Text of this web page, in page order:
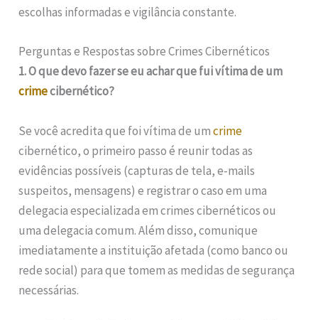
escolhas informadas e vigilância constante.
Perguntas e Respostas sobre Crimes Cibernéticos
1. O que devo fazer se eu achar que fui vítima de um
crimecibernético?
Se você acredita que foi vítima de umcrime
cibernético, o primeiro passo é reunir todas as
evidências possíveis (capturas de tela, e-mails
suspeitos, mensagens) e registrar o caso em uma
delegacia especializada em crimes cibernéticos ou
uma delegacia comum. Além disso, comunique
imediatamente a instituição afetada (como banco ou
rede social) para que tomem as medidas de segurança
necessárias.